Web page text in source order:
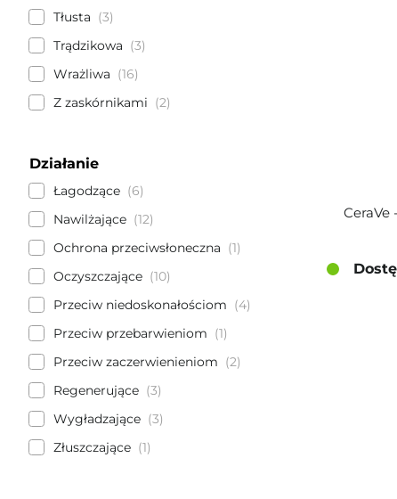
Tłusta
3
Trądzikowa
3
Wrażliwa
16
Z zaskórnikami
2
Działanie
Łagodzące
6
Nawilżające
12
Ochrona przeciwsłoneczna
1
Oczyszczające
10
Przeciw niedoskonałościom
4
Przeciw przebarwieniom
1
Przeciw zaczerwienieniom
2
Regenerujące
3
Wygładzające
3
Złuszczające
1
CeraVe